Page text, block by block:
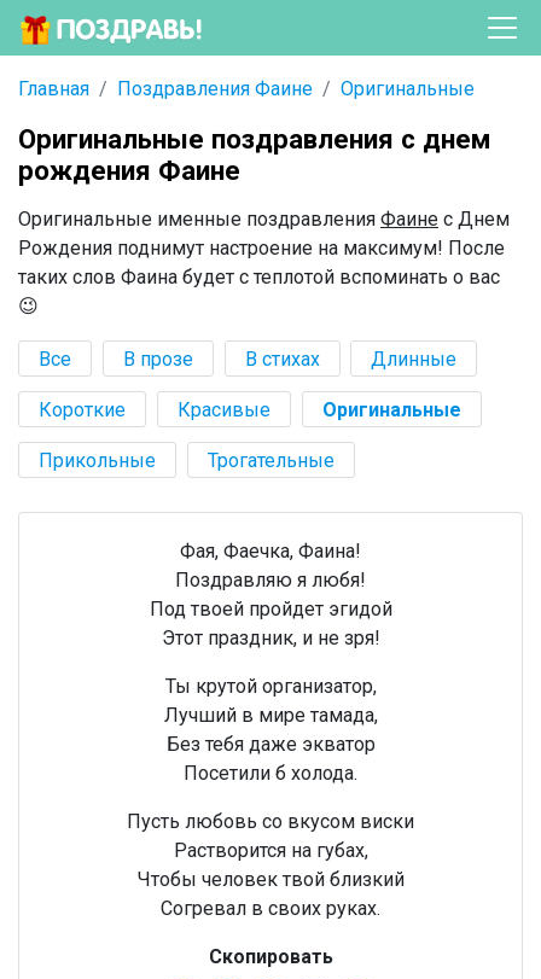
Главная Поздравления Фаине Оригинальные
Оригинальные поздравления с днем
рождения Фаине
Оригинальные именные поздравления Фаине с Днем
Рождения поднимут настроение на максимум! После
таких слов Фаина будет с теплотой вспоминать о вас
😉
Все В прозе В стихах Длинные
Короткие Красивые Оригинальные
Прикольные Трогательные
Фая, Фаечка, Фаина!
Поздравляю я любя!
Под твоей пройдет эгидой
Этот праздник, и не зря!
Ты крутой организатор,
Лучший в мире тамада,
Без тебя даже экватор
Посетили б холода.
Пусть любовь со вкусом виски
Растворится на губах,
Чтобы человек твой близкий
Согревал в своих руках.
Скопировать